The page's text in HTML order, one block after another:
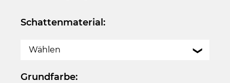
Schattenmaterial:
Wählen
Grundfarbe: